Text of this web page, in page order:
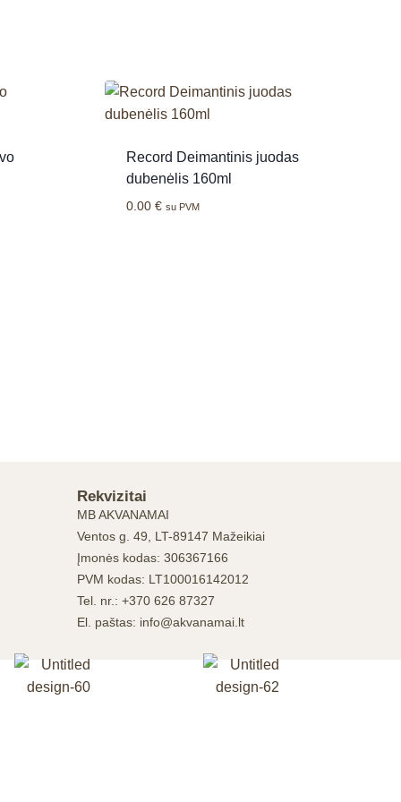
Record Deimantinis juodas
dubenėlis 160ml
0.00 € su PVM
Rekvizitai
MB AKVANAMAI
Ventos g. 49, LT-89147 Mažeikiai
Įmonės kodas: 306367166
PVM kodas: LT100016142012
Tel. nr.: +370 626 87327
El. paštas: info@akvanamai.lt